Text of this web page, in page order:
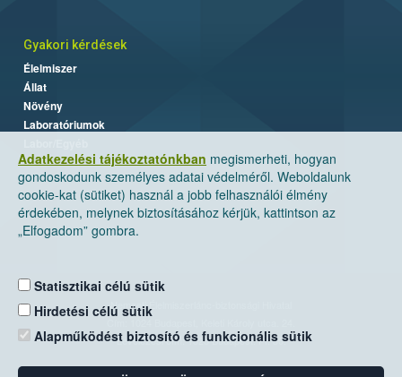
Adatkezelési tájékoztatónkban megismerheti, hogyan
gondoskodunk személyes adatai védelméről. Weboldalunk
cookie-kat (sütiket) használ a jobb felhasználói élmény
érdekében, melynek biztosításához kérjük, kattintson az
„Elfogadom” gombra.
Statisztikai célú sütik
Hirdetési célú sütik
Alapműködést biztosító és funkcionális sütik
Gyakori kérdések
Élelmiszer
Állat
Növény
Laboratóriumok
Nemzeti Élelmiszerlánc-biztonsági Hivatal
Levelezési cím: 1525 Budapest. Pf. 30.